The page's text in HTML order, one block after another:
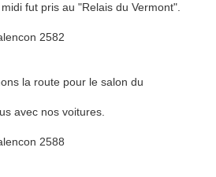
fut pris au "Relais du Vermont".
la route pour le salon du
avec nos voitures.